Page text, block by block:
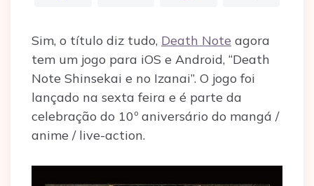
Sim, o título diz tudo, Death Note agora
tem um jogo para iOS e Android, “Death
Note Shinsekai e no Izanai”. O jogo foi
lançado na sexta feira e é parte da
celebração do 10º aniversário do mangá /
anime / live-action.